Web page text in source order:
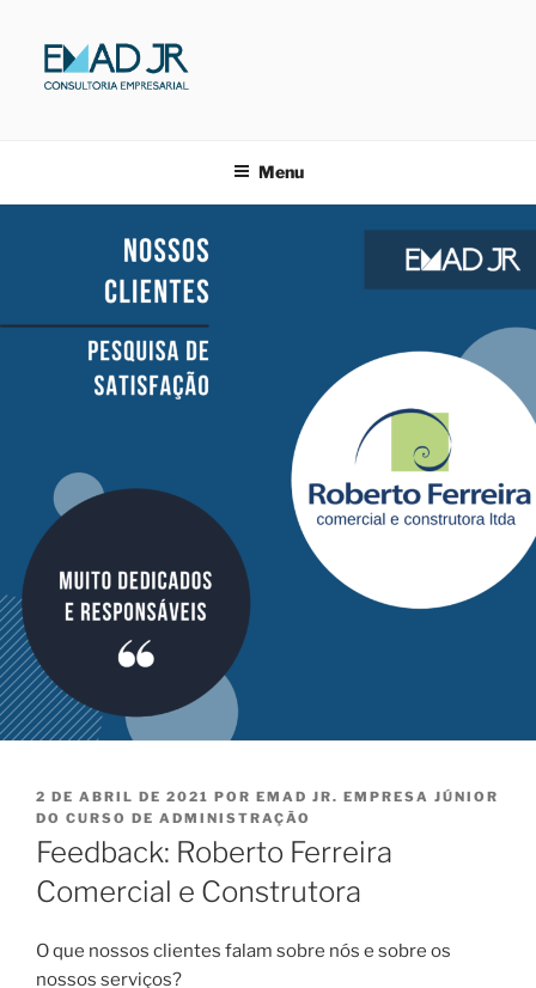
Menu
PUBLICADO
EM
2 DE ABRIL DE 2021 POR EMAD JR. EMPRESA JÚNIOR
DO CURSO DE ADMINISTRAÇÃO
Feedback: Roberto Ferreira
Comercial e Construtora
O que nossos clientes falam sobre nós e sobre os
nossos serviços?